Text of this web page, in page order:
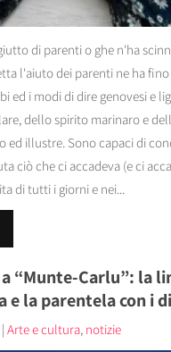
di parenti o ghe n'ha
l'aiuto dei parenti ne ha
ed i modi di dire genovesi e
dello spirito marinaro e
ed illustre. Sono capaci di
ciò che ci accadeva (e ci
di tutti i giorni e nei...
“Munte-Carlu”: la
e la parentela con i
| Arte e cultura, notizie